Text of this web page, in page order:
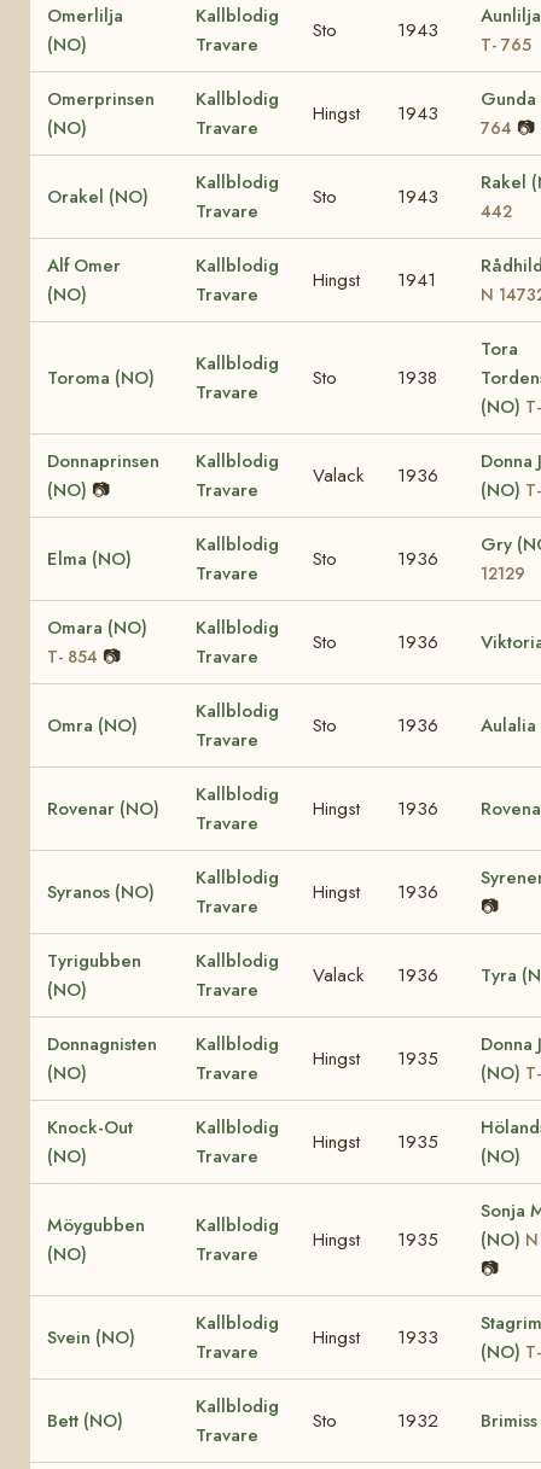
Omerlilja
(NO)
Kallblodig
Travare
Sto 1943
T- 765
Omerprinsen
(NO)
Kallblodig
Travare
Hingst 1943
764 📷
Orakel (NO)
Kallblodig
Travare
Sto 1943
Rakel
442
Alf Omer
(NO)
Kallblodig
Travare
Hingst 1941
N
Toroma (NO)
Kallblodig
Travare
Sto 1938
Tora
(NO)
Donnaprinsen
(NO) 📷
Kallblodig
Travare
Valack 1936
Donna
(NO)
Elma (NO)
Kallblodig
Travare
Sto 1936
Gry
12129
Omara (NO)
T- 854 📷
Kallblodig
Travare
Sto 1936
Omra (NO)
Kallblodig
Travare
Sto 1936 Aulalia
Rovenar (NO)
Kallblodig
Travare
Hingst 1936
Syranos (NO)
Kallblodig
Travare
Hingst 1936
📷
Tyrigubben
(NO)
Kallblodig
Travare
Valack 1936 Tyra
Donnagnisten
(NO)
Kallblodig
Travare
Hingst 1935
Donna
(NO)
Knock-Out
(NO)
Kallblodig
Travare
Hingst 1935
(NO)
Möygubben
(NO)
Kallblodig
Travare
Hingst 1935
Sonja
(NO)
📷
Svein (NO)
Kallblodig
Travare
Hingst 1933
(NO)
Bett (NO)
Kallblodig
Travare
Sto 1932